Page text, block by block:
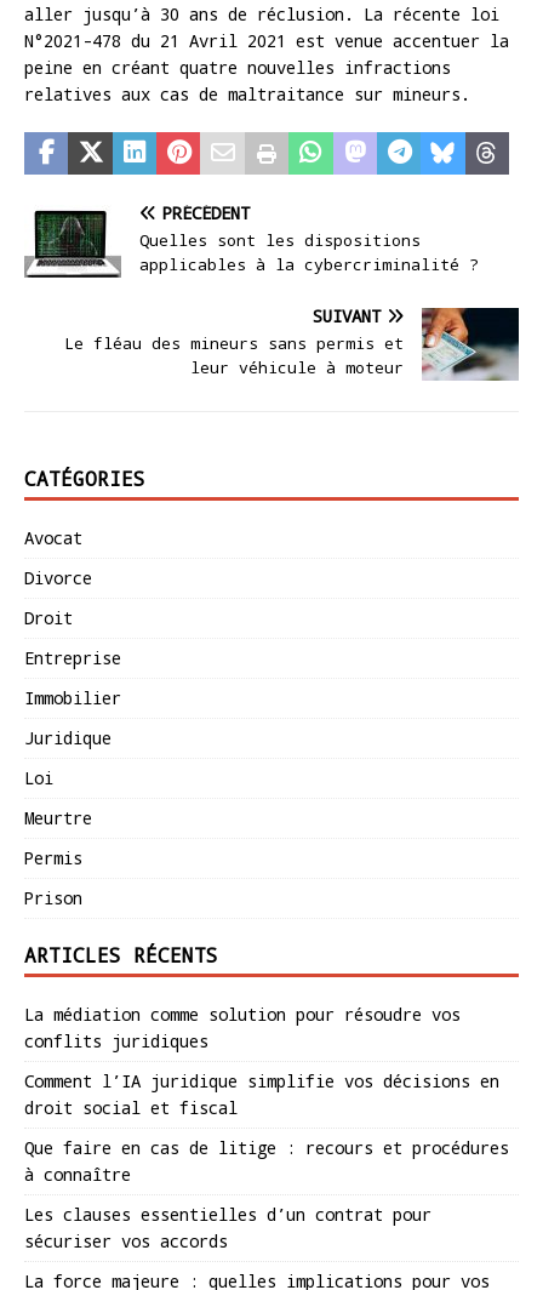
aller jusqu’à 30 ans de réclusion. La récente loi
N°2021-478 du 21 Avril 2021 est venue accentuer la
peine en créant quatre nouvelles infractions
relatives aux cas de maltraitance sur mineurs.
PRÉCÉDENT
Quelles sont les dispositions
applicables à la cybercriminalité ?
SUIVANT
Le fléau des mineurs sans permis et
leur véhicule à moteur
CATÉGORIES
Avocat
Divorce
Droit
Entreprise
Immobilier
Juridique
Loi
Meurtre
Permis
Prison
ARTICLES RÉCENTS
La médiation comme solution pour résoudre vos
conflits juridiques
Comment l’IA juridique simplifie vos décisions en
droit social et fiscal
Que faire en cas de litige : recours et procédures
à connaître
Les clauses essentielles d’un contrat pour
sécuriser vos accords
La force majeure : quelles implications pour vos